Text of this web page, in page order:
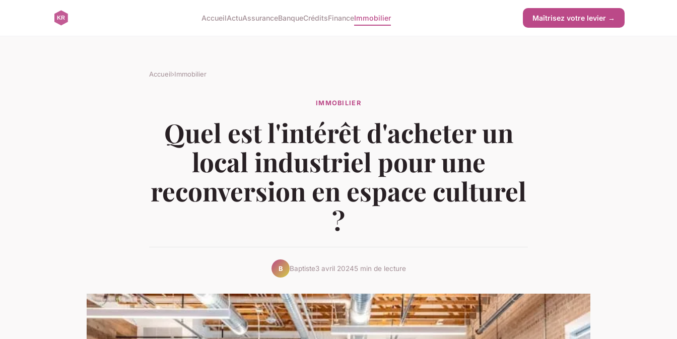
AccueilActuAssuranceBanqueCréditsFinanceImmobilier Maîtrisez votre levier →
Accueil›Immobilier
IMMOBILIER
Quel est l'intérêt d'acheter un
local industriel pour une
reconversion en espace culturel
?
B Baptiste3 avril 20245 min de lecture